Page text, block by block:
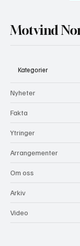
Motvind
Kategorier
Nyheter
Fakta
Ytringer
Arrangementer
Om oss
Arkiv
Video